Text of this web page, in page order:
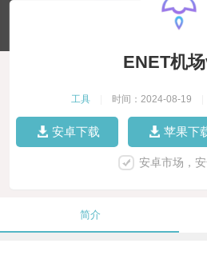
ENET机
工具 时间：2024-08-19
安卓下载 苹果下
安卓市场，
简介